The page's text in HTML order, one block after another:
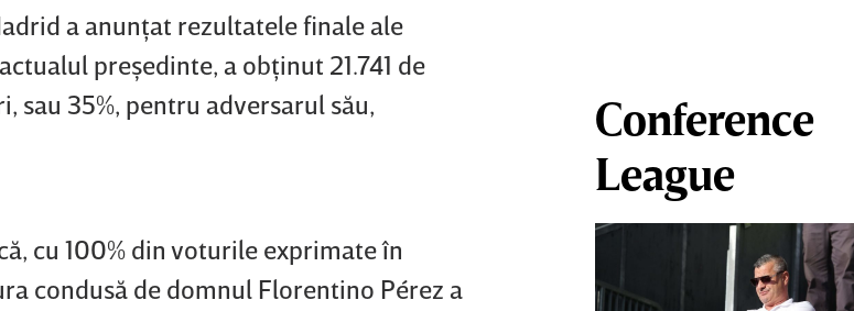
a anunţat rezultatele finale ale
preşedinte, a obţinut 21.741 de
sau 35%, pentru adversarul său,
cu 100% din voturile exprimate în
condusă de domnul Florentino Pérez a
Conference
League